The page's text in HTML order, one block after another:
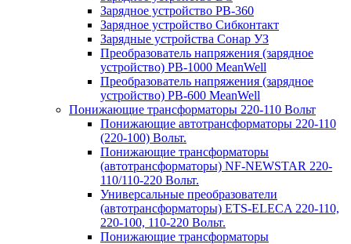
Зарядное устройство PB-360
Зарядное устройство Сибконтакт
Зарядные устройства Сонар УЗ
Преобразователь напряжения (зарядное
устройство) PB-1000 MeanWell
Преобразователь напряжения (зарядное
устройство) PB-600 MeanWell
Понижающие трансформаторы 220-110 Вольт
Понижающие автотрансформаторы 220-110
(220-100) Вольт.
Понижающие трансформаторы
(автотрансформаторы) NF-NEWSTAR 220-
110/110-220 Вольт.
Универсальные преобразователи
(автотрансформаторы) ETS-ELECA 220-110,
220-100, 110-220 Вольт.
Понижающие трансформаторы